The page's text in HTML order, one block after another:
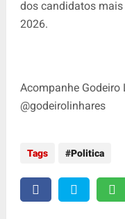
dos candidatos
2026.
Acompanhe Godeiro
@godeirolinhares
Tags Politica